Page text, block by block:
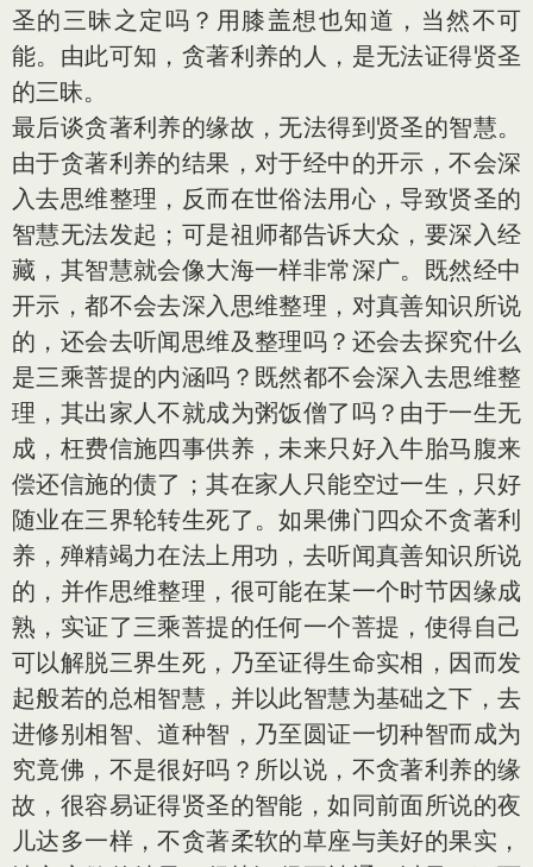
圣的三昧之定吗？用膝盖想也知道，当然不可
能。由此可知，贪著利养的人，是无法证得贤圣
的三昧。
最后谈贪著利养的缘故，无法得到贤圣的智慧。
由于贪著利养的结果，对于经中的开示，不会深
入去思维整理，反而在世俗法用心，导致贤圣的
智慧无法发起；可是祖师都告诉大众，要深入经
藏，其智慧就会像大海一样非常深广。既然经中
开示，都不会去深入思维整理，对真善知识所说
的，还会去听闻思维及整理吗？还会去探究什么
是三乘菩提的内涵吗？既然都不会深入去思维整
理，其出家人不就成为粥饭僧了吗？由于一生无
成，枉费信施四事供养，未来只好入牛胎马腹来
偿还信施的债了；其在家人只能空过一生，只好
随业在三界轮转生死了。如果佛门四众不贪著利
养，殚精竭力在法上用功，去听闻真善知识所说
的，并作思维整理，很可能在某一个时节因缘成
熟，实证了三乘菩提的任何一个菩提，使得自己
可以解脱三界生死，乃至证得生命实相，因而发
起般若的总相智慧，并以此智慧为基础之下，去
进修别相智、道种智，乃至圆证一切种智而成为
究竟佛，不是很好吗？所以说，不贪著利养的缘
故，很容易证得贤圣的智能，如同前面所说的夜
儿达多一样，不贪著柔软的草座与美好的果实，